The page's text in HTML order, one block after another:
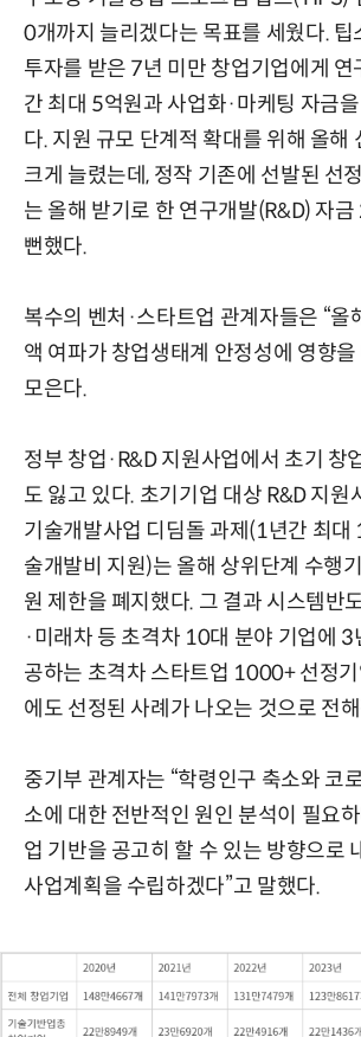
0개까지 늘리겠다는 목표를 세웠다. 팁
투자를 받은 7년 미만 창업기업에게
간 최대 5억원과 사업화·마케팅 자금
다. 지원 규모 단계적 확대를 위해 올해
크게 늘렸는데, 정작 기존에 선발된 선
는 올해 받기로 한 연구개발(R&D) 자
뻔했다.
복수의 벤처·스타트업 관계자들은 “올
액 여파가 창업생태계 안정성에 영향을
모은다.
정부 창업·R&D 지원사업에서 초기 창
도 잃고 있다. 초기기업 대상 R&D 지원
기술개발사업 디딤돌 과제(1년간 최
술개발비 지원)는 올해 상위단계 수행
원 제한을 폐지했다. 그 결과 시스템반
·미래차 등 초격차 10대 분야 기업에
공하는 초격차 스타트업 1000+ 선정
에도 선정된 사례가 나오는 것으로 전
중기부 관계자는 “학령인구 축소와 코
소에 대한 전반적인 원인 분석이 필요
업 기반을 공고히 할 수 있는 방향으로
사업계획을 수립하겠다”고 말했다.